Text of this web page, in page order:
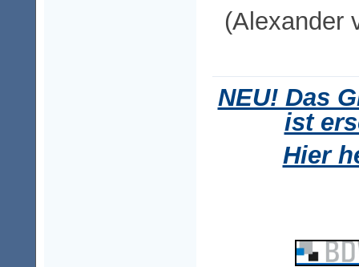
(Alexander
NEU! Das
ist
Hier